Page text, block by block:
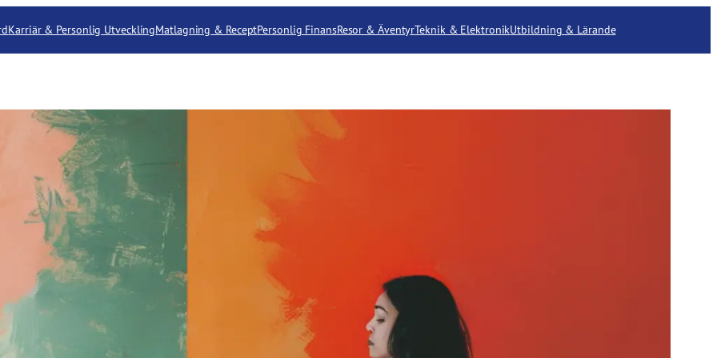
Karriär & Personlig UtvecklingMatlagning & ReceptPersonlig FinansResor & ÄventyrTeknik & ElektronikUtbildning & Lärande